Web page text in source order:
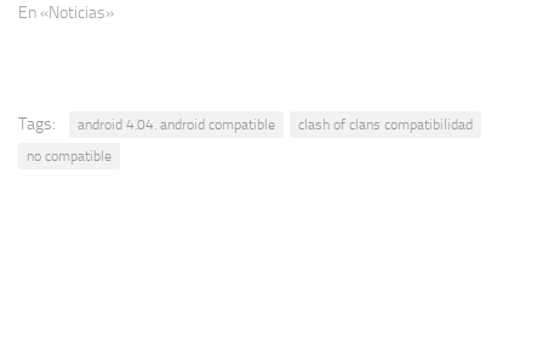
En «Noticias»
Tags: android 4.04. android compatible
clash of clans compatibilidad
no compatible